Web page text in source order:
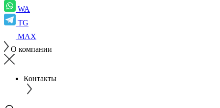
WA
TG
MAX
О компании
Контакты